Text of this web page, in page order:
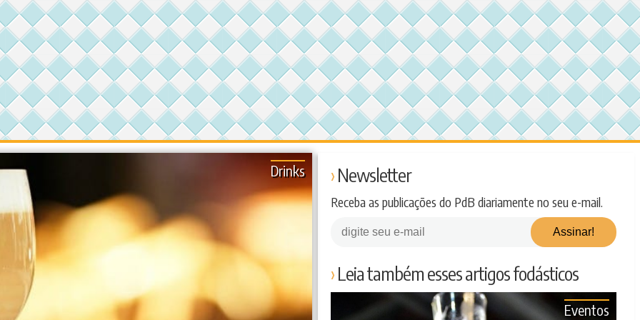
Drinks Newsletter
Receba as publicações do PdB diariamente no seu e-mail.
Leia também esses artigos fodásticos
Eventos